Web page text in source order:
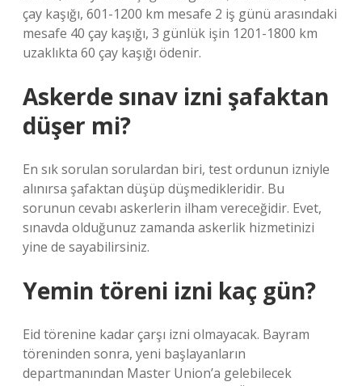
çay kaşığı, 601-1200 km mesafe 2 iş günü arasındaki
mesafe 40 çay kaşığı, 3 günlük işin 1201-1800 km
uzaklıkta 60 çay kaşığı ödenir.
Askerde sınav izni şafaktan
düşer mi?
En sık sorulan sorulardan biri, test ordunun izniyle
alınırsa şafaktan düşüp düşmedikleridir. Bu
sorunun cevabı askerlerin ilham vereceğidir. Evet,
sınavda olduğunuz zamanda askerlik hizmetinizi
yine de sayabilirsiniz.
Yemin töreni izni kaç gün?
Eid törenine kadar çarşı izni olmayacak. Bayram
töreninden sonra, yeni başlayanların
departmanından Master Union’a gelebilecek